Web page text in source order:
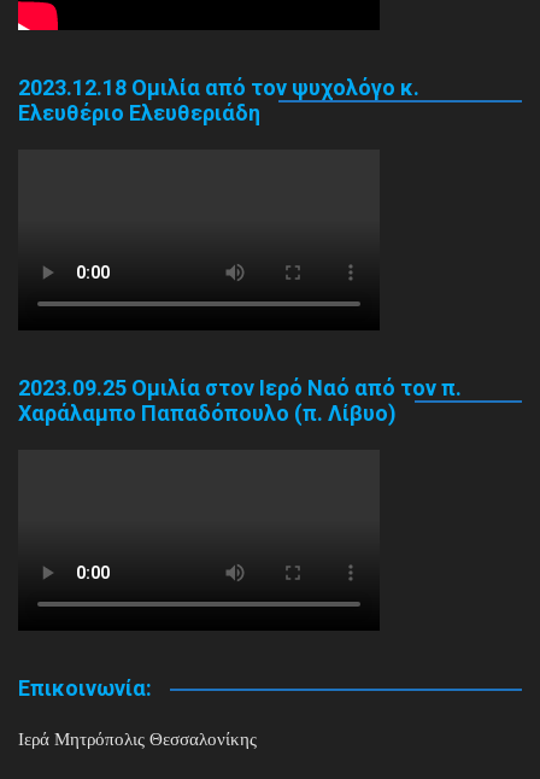
2023.12.18 Ομιλία από τον ψυχολόγο κ.
Ελευθέριο Ελευθεριάδη
2023.09.25 Ομιλία στον Ιερό Ναό από τον π.
Χαράλαμπο Παπαδόπουλο (π. Λίβυο)
Επικοινωνία:
Ιερά Μητρόπολις Θεσσαλονίκης